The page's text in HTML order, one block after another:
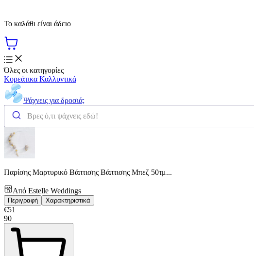
Το καλάθι είναι άδειο
Όλες οι κατηγορίες
Κορεάτικα Καλλυντικά
Ψάχνεις για δροσιά;
Παρίσης Μαρτυρικό Βάπτισης Βάπτισης Μπεζ 50τμ...
Από Estelle Weddings
Περιγραφή Χαρακτηριστικά
€51
90